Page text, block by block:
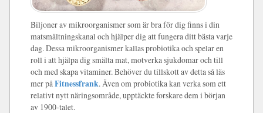
Biljoner av mikroorganismer som är bra för dig finns i din
matsmältningskanal och hjälper dig att fungera ditt bästa varje
dag. Dessa mikroorganismer kallas probiotika och spelar en
roll i att hjälpa dig smälta mat, motverka sjukdomar och till
och med skapa vitaminer. Behöver du tillskott av detta så läs
mer påFitnessfrank. Även om probiotika kan verka som ett
relativt nytt näringsområde, upptäckte forskare dem i början
av 1900-talet.